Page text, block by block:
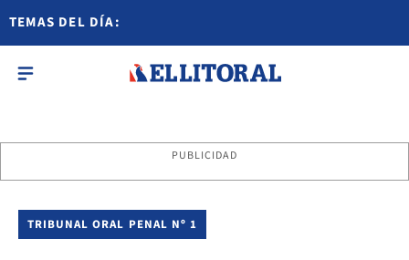
TEMAS DEL DÍA:
PUBLICIDAD
TRIBUNAL ORAL PENAL Nº 1